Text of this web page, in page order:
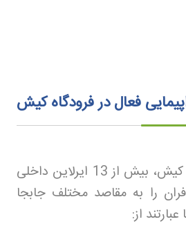
فعال در فرودگاه کیش
در فرودگاه بین‌المللی کیش، بیش از 13 ایرلاین داخلی
را به مقاصد مختلف جابجا
از: